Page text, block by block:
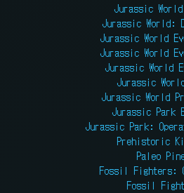
Jurassic
Jurassic World:
Jurassic World
Jurassic World
Jurassic World
Jurassic
Jurassic World
Jurassic Park
Jurassic Park:
Prehistoric
Paleo
Fossil Fighters:
Fossil